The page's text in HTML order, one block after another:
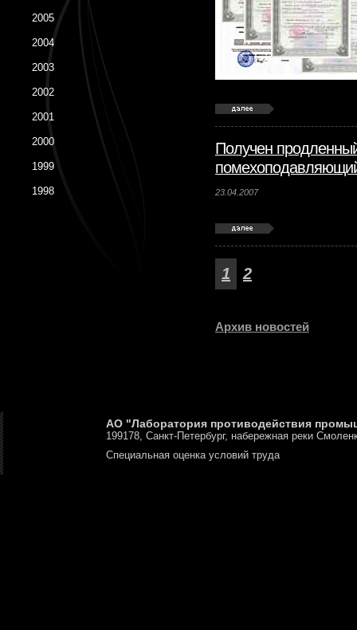
Получен
23.04.2007
1 2
Архив новостей
2005
2004
2003
2002
2001
2000
1999
1998
АО "Лаборатория противодействия
199178, Санкт-Петербург, набережная реки
Специальная оценка условий труда